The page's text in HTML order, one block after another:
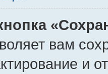
вам
и